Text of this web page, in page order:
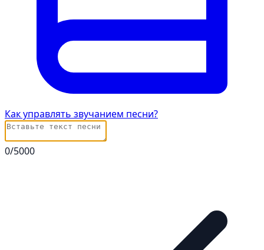
Как управлять звучанием песни?
0/5000